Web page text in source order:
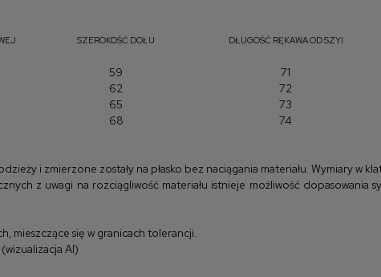
SZEROKOŚĆ DOŁU DŁUGOŚĆ RĘKAWA OD SZYI
59
71
62
72
65
73
68 74
i zmierzone zostały na płasko bez naciągania materiału. Wymiary w
z uwagi na rozciągliwość materiału istnieje możliwość
mieszczące się w granicach tolerancji.
AI)